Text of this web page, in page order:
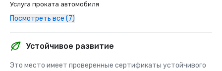
Услуга проката автомобиля
Посмотреть все (7)
Устойчивое развитие
Это место имеет проверенные сертификаты устойчивого